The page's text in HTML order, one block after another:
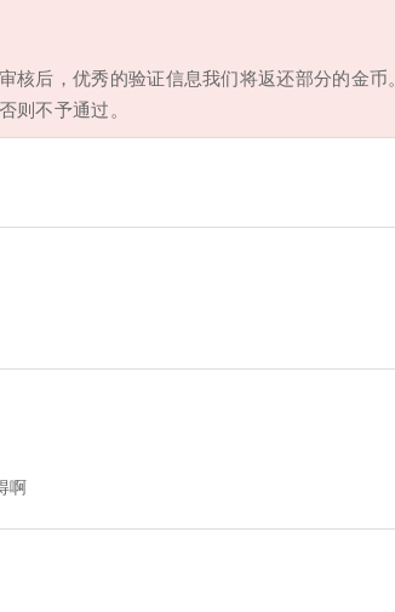
后，优秀的验证信息我们将返还部分的金币。
则不予通过。
啊